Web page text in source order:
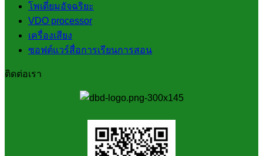
โพเดี่ยมอัจฉริยะ
VDO processor
เครื่องเสียง
ซอฟต์แวร์สื่อการเรียนการสอน
ติดต่อเรา